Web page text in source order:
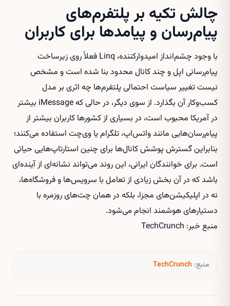
چالش تکیه بر پلتفرم‌های
پیام‌رسان و پیامدها برای کاربران
با وجود چشم‌انداز امیدوارکننده، Linq فعلاً روی زیرساخت
پیام‌رسانی اپل و چند کانال محدود بنا شده است و مشخص
نیست تغییر سیاست احتمالی پلتفرم‌ها چه اثری بر مدل
کسب‌وکار آن بگذارد. از سوی دیگر، در حالی که iMessage بیشتر
در آمریکا محبوب است، در بسیاری از کشورها کاربران بیشتر از
پیام‌رسان‌هایی مانند واتس‌اپ، تلگرام یا وی‌چت استفاده می‌کنند؛
بنابراین گسترش پوشش کانال‌ها برای چنین استارتاپ‌هایی حیاتی
است. برای خوانندگان ایرانی، این روند می‌تواند نشانه‌ای از آینده‌ای
باشد که در آن بخش زیادی از تعامل با سرویس‌ها و فروشگاه‌ها،
نه در اپلیکیشن‌های مجزا، بلکه در همان چت‌های روزمره با
دستیارهای هوشمند انجام می‌شود.
منبع خبر: TechCrunch
منبع: TechCrunch